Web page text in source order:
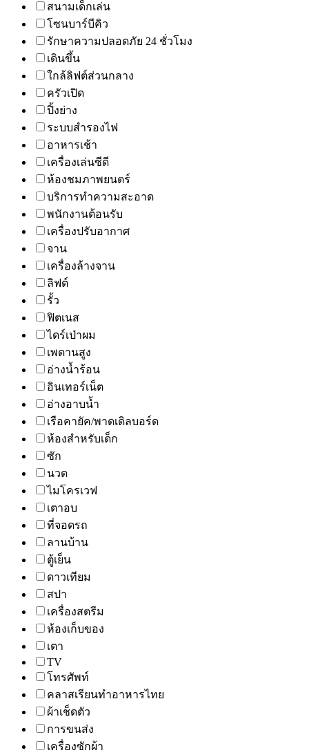
สนามเด็กเล่น
โซนบาร์บีคิว
รักษาความปลอดภัย 24 ชั่วโมง
เดินขึ้น
ใกล้ลิฟต์ส่วนกลาง
ครัวเปิด
ปิ้งย่าง
ระบบสำรองไฟ
อาหารเช้า
เครื่องเล่นซีดี
ห้องชมภาพยนตร์
บริการทำความสะอาด
พนักงานต้อนรับ
เครื่องปรับอากาศ
จาน
เครื่องล้างจาน
ลิฟต์
รั้ว
ฟิตเนส
ไดร์เป่าผม
เพดานสูง
อ่างน้ำร้อน
อินเทอร์เน็ต
อ่างอาบน้ำ
เรือคายัค/พาดเดิลบอร์ด
ห้องสำหรับเด็ก
ซัก
นวด
ไมโครเวฟ
เตาอบ
ที่จอดรถ
ลานบ้าน
ตู้เย็น
ดาวเทียม
สปา
เครื่องสตรีม
ห้องเก็บของ
เตา
TV
โทรศัพท์
คลาสเรียนทำอาหารไทย
ผ้าเช็ดตัว
การขนส่ง
เครื่องซักผ้า